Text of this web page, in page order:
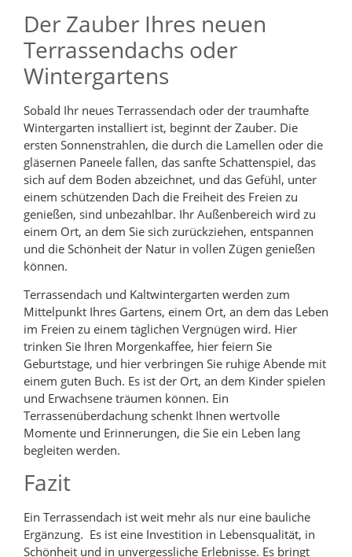
Der Zauber Ihres neuen
Terrassendachs oder
Wintergartens
Sobald Ihr neues Terrassendach oder der traumhafte
Wintergarten installiert ist, beginnt der Zauber. Die
ersten Sonnenstrahlen, die durch die Lamellen oder die
gläsernen Paneele fallen, das sanfte Schattenspiel, das
sich auf dem Boden abzeichnet, und das Gefühl, unter
einem schützenden Dach die Freiheit des Freien zu
genießen, sind unbezahlbar. Ihr Außenbereich wird zu
einem Ort, an dem Sie sich zurückziehen, entspannen
und die Schönheit der Natur in vollen Zügen genießen
können.
Terrassendach und Kaltwintergarten werden zum
Mittelpunkt Ihres Gartens, einem Ort, an dem das Leben
im Freien zu einem täglichen Vergnügen wird. Hier
trinken Sie Ihren Morgenkaffee, hier feiern Sie
Geburtstage, und hier verbringen Sie ruhige Abende mit
einem guten Buch. Es ist der Ort, an dem Kinder spielen
und Erwachsene träumen können. Ein
Terrassenüberdachung schenkt Ihnen wertvolle
Momente und Erinnerungen, die Sie ein Leben lang
begleiten werden.
Fazit
Ein Terrassendach ist weit mehr als nur eine bauliche
Ergänzung. Es ist eine Investition in Lebensqualität, in
Schönheit und in unvergessliche Erlebnisse. Es bringt